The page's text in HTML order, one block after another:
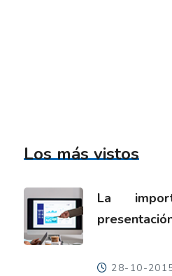
Los más vistos
La
28-10-